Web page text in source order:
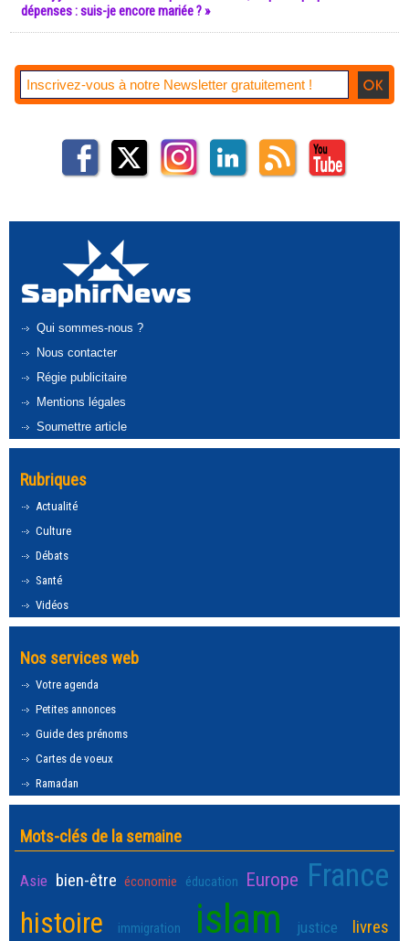
dépenses : suis-je encore mariée ? »
Qui sommes-nous ?
Nous contacter
Régie publicitaire
Mentions légales
Soumettre article
Rubriques
Actualité
Culture
Débats
Santé
Vidéos
Nos services web
Votre agenda
Petites annonces
Guide des prénoms
Cartes de voeux
Ramadan
Mots-clés de la semaine
Asie bien-être économie éducation Europe France
histoire immigration islam justice livres